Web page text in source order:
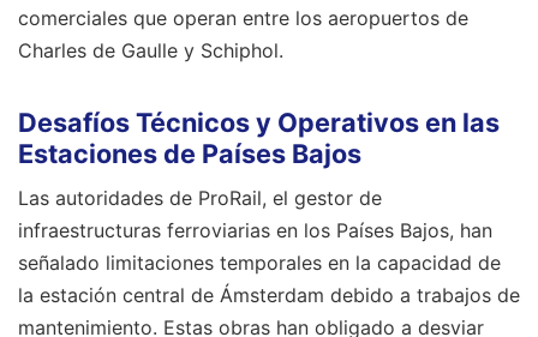
comerciales que operan entre los aeropuertos de
Charles de Gaulle y Schiphol.
Desafíos Técnicos y Operativos en las
Estaciones de Países Bajos
Las autoridades de ProRail, el gestor de
infraestructuras ferroviarias en los Países Bajos, han
señalado limitaciones temporales en la capacidad de
la estación central de Ámsterdam debido a trabajos de
mantenimiento. Estas obras han obligado a desviar